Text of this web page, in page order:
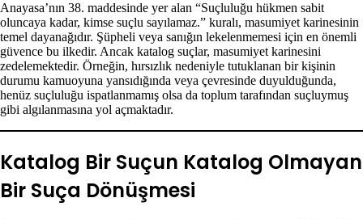
Anayasa’nın 38. maddesinde yer alan “Suçluluğu hükmen sabit
oluncaya kadar, kimse suçlu sayılamaz.” kuralı, masumiyet karinesinin
temel dayanağıdır. Şüpheli veya sanığın lekelenmemesi için en önemli
güvence bu ilkedir. Ancak katalog suçlar, masumiyet karinesini
zedelemektedir. Örneğin, hırsızlık nedeniyle tutuklanan bir kişinin
durumu kamuoyuna yansıdığında veya çevresinde duyulduğunda,
henüz suçluluğu ispatlanmamış olsa da toplum tarafından suçluymuş
gibi algılanmasına yol açmaktadır.
Katalog Bir Suçun Katalog Olmayan
Bir Suça Dönüşmesi